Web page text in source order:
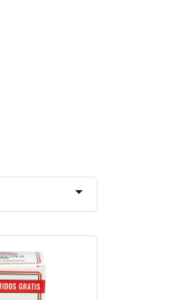
